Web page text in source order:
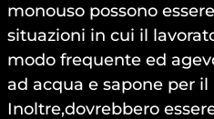
monouso possono
situazioni in cui il
modo frequente ed
ad acqua e sapone per
Inoltre,dovrebbero